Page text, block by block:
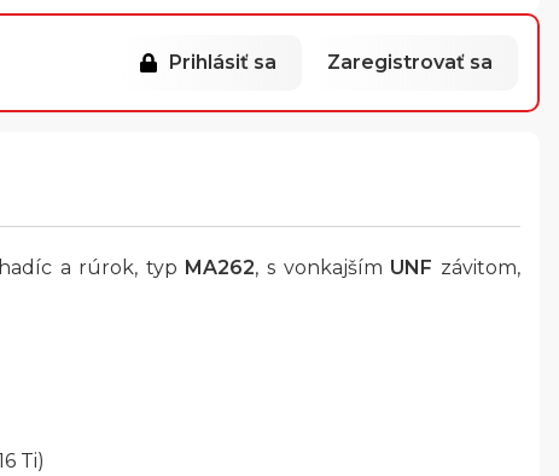
Prihlásiť sa Zaregistrovať sa
a rúrok, typ MA262, s vonkajším UNF závitom,
Ti)